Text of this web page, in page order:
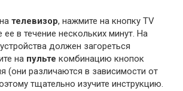
на телевизор, нажмите на кнопку TV
в течение нескольких минут. На
должен загореться
на пульте комбинацию кнопок
(они различаются в зависимости от
тщательно изучите инструкцию.